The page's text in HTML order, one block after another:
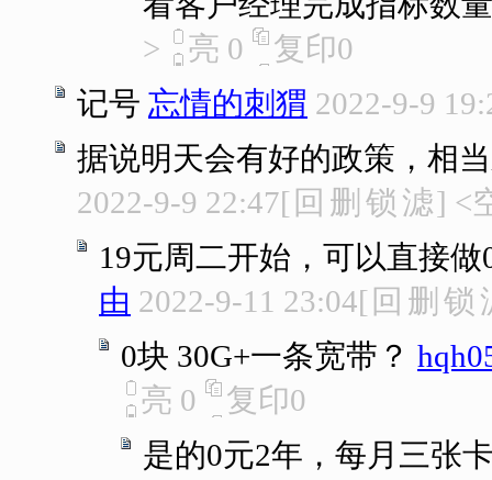
>
亮 0 复印0
记号 忘情的刺猬 2022-9-9
据说明天会有好的政策，相
2022-9-9 22:47[ 回 删 锁 滤] <
19元周二开始，可以直接
由 2022-9-11 23:04[ 回 删 锁
0块 30G+一条宽带？
亮 0 复印0
是的0元2年，每月三张